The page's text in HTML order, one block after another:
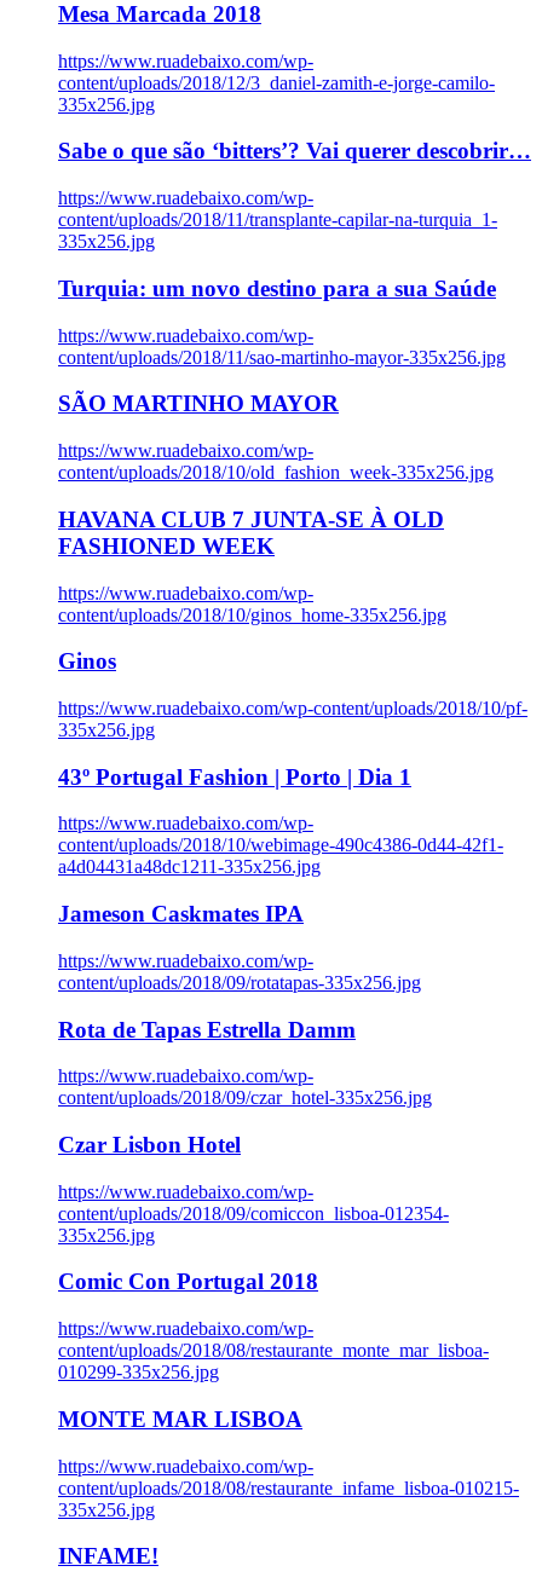
Mesa Marcada 2018
https://www.ruadebaixo.com/wp-
content/uploads/2018/12/3_daniel-zamith-e-jorge-camilo-
335x256.jpg
Sabe o que são ‘bitters’? Vai querer descobrir…
https://www.ruadebaixo.com/wp-
content/uploads/2018/11/transplante-capilar-na-turquia_1-
335x256.jpg
Turquia: um novo destino para a sua Saúde
https://www.ruadebaixo.com/wp-
content/uploads/2018/11/sao-martinho-mayor-335x256.jpg
SÃO MARTINHO MAYOR
https://www.ruadebaixo.com/wp-
content/uploads/2018/10/old_fashion_week-335x256.jpg
HAVANA CLUB 7 JUNTA-SE À OLD
FASHIONED WEEK
https://www.ruadebaixo.com/wp-
content/uploads/2018/10/ginos_home-335x256.jpg
Ginos
https://www.ruadebaixo.com/wp-content/uploads/2018/10/pf-
335x256.jpg
43º Portugal Fashion | Porto | Dia 1
https://www.ruadebaixo.com/wp-
content/uploads/2018/10/webimage-490c4386-0d44-42f1-
a4d04431a48dc1211-335x256.jpg
Jameson Caskmates IPA
https://www.ruadebaixo.com/wp-
content/uploads/2018/09/rotatapas-335x256.jpg
Rota de Tapas Estrella Damm
https://www.ruadebaixo.com/wp-
content/uploads/2018/09/czar_hotel-335x256.jpg
Czar Lisbon Hotel
https://www.ruadebaixo.com/wp-
content/uploads/2018/09/comiccon_lisboa-012354-
335x256.jpg
Comic Con Portugal 2018
https://www.ruadebaixo.com/wp-
content/uploads/2018/08/restaurante_monte_mar_lisboa-
010299-335x256.jpg
MONTE MAR LISBOA
https://www.ruadebaixo.com/wp-
content/uploads/2018/08/restaurante_infame_lisboa-010215-
335x256.jpg
INFAME!